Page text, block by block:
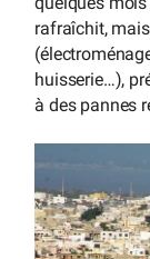
rafraîchit,
huisserie…),
à des pannes